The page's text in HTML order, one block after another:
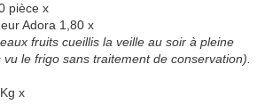
pièce x
Adora 1,80 x
fruits cueillis la veille au soir à pleine
le frigo sans traitement de conservation).
x